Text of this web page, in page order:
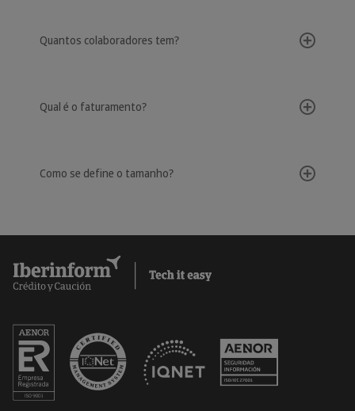
Quantos colaboradores tem?
Qual é o faturamento?
Como se define o tamanho?